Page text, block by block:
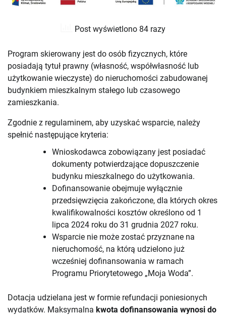
Post wyświetlono 84 razy
Program skierowany jest do osób fizycznych, które
posiadają tytuł prawny (własność, współwłasność lub
użytkowanie wieczyste) do nieruchomości zabudowanej
budynkiem mieszkalnym stałego lub czasowego
zamieszkania.
Zgodnie z regulaminem, aby uzyskać wsparcie, należy
spełnić następujące kryteria:
Wnioskodawca zobowiązany jest posiadać
dokumenty potwierdzające dopuszczenie
budynku mieszkalnego do użytkowania.
Dofinansowanie obejmuje wyłącznie
przedsięwzięcia zakończone, dla których okres
kwalifikowalności kosztów określono od 1
lipca 2024 roku do 31 grudnia 2027 roku.
Wsparcie nie może zostać przyznane na
nieruchomość, na którą udzielono już
wcześniej dofinansowania w ramach
Programu Priorytetowego „Moja Woda”.
Dotacja udzielana jest w formie refundacji poniesionych
wydatków. Maksymalna kwota dofinansowania wynosi do